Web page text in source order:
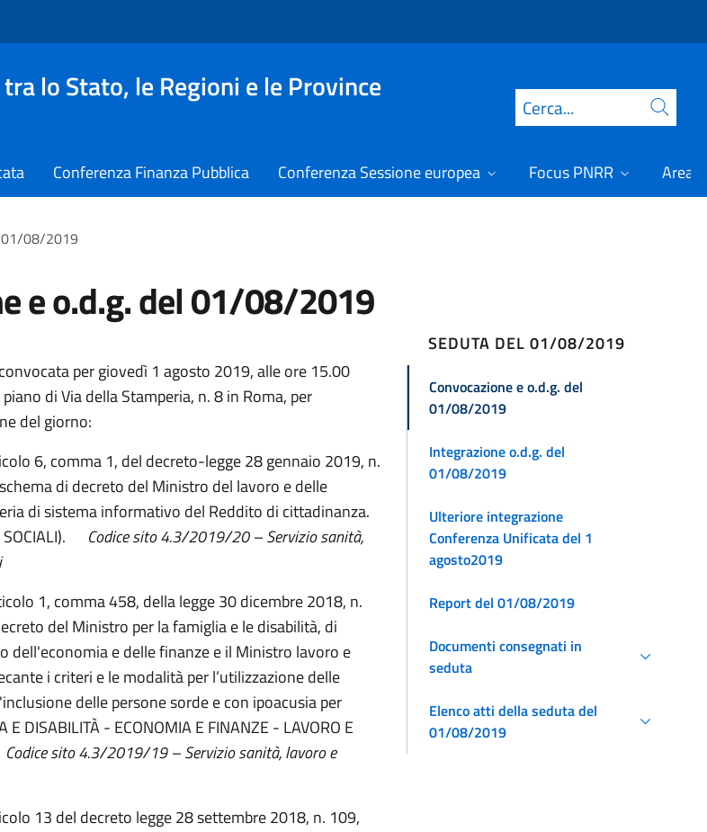
lo Stato, le Regioni e le Province
Cerca
Conferenza Finanza Pubblica Conferenza Sessione europea Focus PNRR Area
01/08/2019
e o.d.g. del 01/08/2019
per giovedì 1 agosto 2019, alle ore 15.00
di Via della Stamperia, n. 8 in Roma, per
del giorno:
6, comma 1, del decreto-legge 28 gennaio 2019, n.
di decreto del Ministro del lavoro e delle
di sistema informativo del Reddito di cittadinanza.
SOCIALI). Codice sito 4.3/2019/20 – Servizio sanità,
1, comma 458, della legge 30 dicembre 2018, n.
del Ministro per la famiglia e le disabilità, di
dell'economia e delle finanze e il Ministro lavoro e
i criteri e le modalità per l’utilizzazione delle
delle persone sorde e con ipoacusia per
E DISABILITÀ - ECONOMIA E FINANZE - LAVORO E
Codice sito 4.3/2019/19 – Servizio sanità, lavoro e
13 del decreto legge 28 settembre 2018, n. 109,
SEDUTA DEL 01/08/2019
Convocazione e o.d.g. del
01/08/2019
Integrazione o.d.g. del
01/08/2019
Ulteriore integrazione
Conferenza Unificata del 1
agosto2019
Report del 01/08/2019
Documenti consegnati in
seduta
Elenco atti della seduta del
01/08/2019